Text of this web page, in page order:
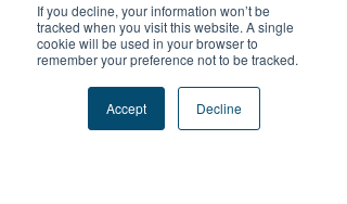
If you decline, your information won’t be
tracked when you visit this website. A single
cookie will be used in your browser to
remember your preference not to be tracked.
Accept Decline